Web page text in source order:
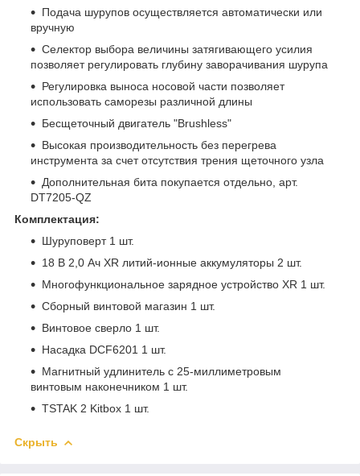
Подача шурупов осуществляется автоматически или
вручную
Селектор выбора величины затягивающего усилия
позволяет регулировать глубину заворачивания шурупа
Регулировка выноса носовой части позволяет
использовать саморезы различной длины
Бесщеточный двигатель "Brushless"
Высокая производительность без перегрева
инструмента за счет отсутствия трения щеточного узла
Дополнительная бита покупается отдельно, арт.
DT7205-QZ
Комплектация:
Шуруповерт 1 шт.
18 В 2,0 Ач XR литий-ионные аккумуляторы 2 шт.
Многофункциональное зарядное устройство XR 1 шт.
Сборный винтовой магазин 1 шт.
Винтовое сверло 1 шт.
Насадка DCF6201 1 шт.
Магнитный удлинитель с 25-миллиметровым
винтовым наконечником 1 шт.
TSTAK 2 Kitbox 1 шт.
Скрыть